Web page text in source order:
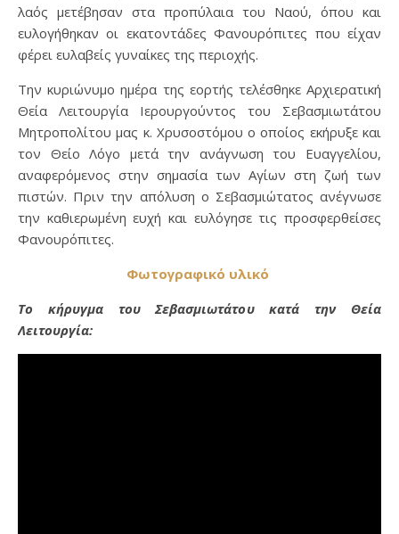
λαός μετέβησαν στα προπύλαια του Ναού, όπου και
ευλογήθηκαν οι εκατοντάδες Φανουρόπιτες που είχαν
φέρει ευλαβείς γυναίκες της περιοχής.
Την κυριώνυμο ημέρα της εορτής τελέσθηκε Αρχιερατική
Θεία Λειτουργία Ιερουργούντος του Σεβασμιωτάτου
Μητροπολίτου μας κ. Χρυσοστόμου ο οποίος εκήρυξε και
τον Θείο Λόγο μετά την ανάγνωση του Ευαγγελίου,
αναφερόμενος στην σημασία των Αγίων στη ζωή των
πιστών. Πριν την απόλυση ο Σεβασμιώτατος ανέγνωσε
την καθιερωμένη ευχή και ευλόγησε τις προσφερθείσες
Φανουρόπιτες.
Φωτογραφικό υλικό
Το κήρυγμα του Σεβασμιωτάτου κατά την Θεία
Λειτουργία: